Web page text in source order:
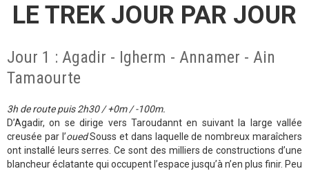
LE TREK JOUR PAR JOUR
Jour 1 : Agadir - Igherm - Annamer - Ain
Tamaourte
3h de route puis 2h30 / +0m / -100m.
D’Agadir, on se dirige vers Taroudannt en suivant la large vallée
creusée par l’ouedSouss et dans laquelle de nombreux maraîchers
ont installé leurs serres. Ce sont des milliers de constructions d’une
blancheur éclatante qui occupent l’espace jusqu’à n’en plus finir. Peu